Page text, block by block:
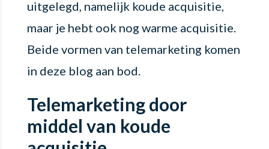
uitgelegd, namelijk koude acquisitie,
maar je hebt ook nog warme acquisitie.
Beide vormen van telemarketing komen
in deze blog aan bod.
Telemarketing door
middel van koude